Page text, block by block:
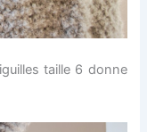
taille 6 donne